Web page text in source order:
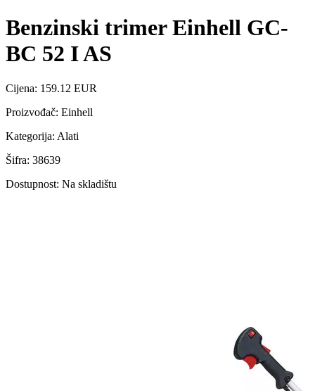
Benzinski trimer Einhell GC-
BC 52 I AS
Cijena: 159.12 EUR
Proizvođač: Einhell
Kategorija: Alati
Šifra: 38639
Dostupnost: Na skladištu